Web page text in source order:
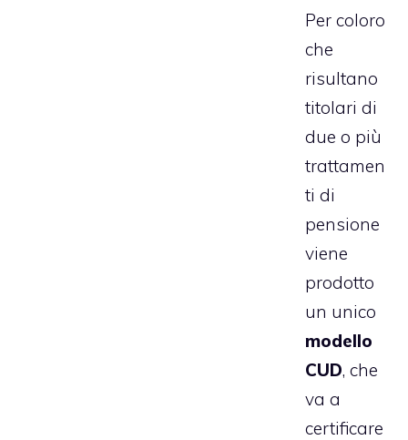
Per coloro
che
risultano
titolari di
due o più
trattamen
ti di
pensione
viene
prodotto
un unico
modello
CUD, che
va a
certificare